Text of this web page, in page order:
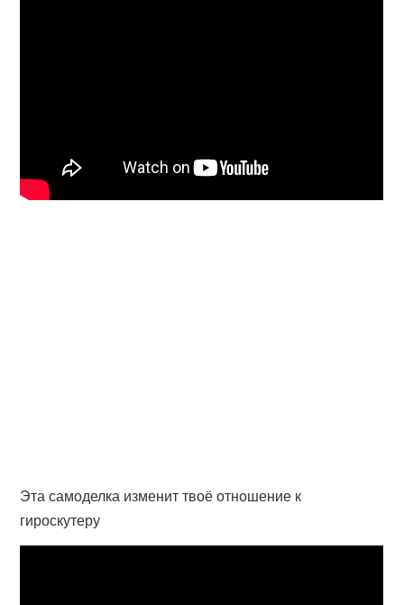
Эта самоделка изменит твоё отношение к
гироскутеру